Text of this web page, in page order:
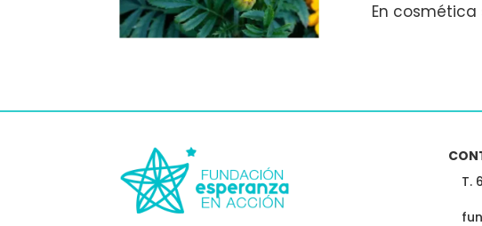
En
T.